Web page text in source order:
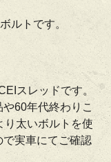
ルトです。
スレッドです。
60年代終わりこ
り太いボルトを使
実車にてご確認